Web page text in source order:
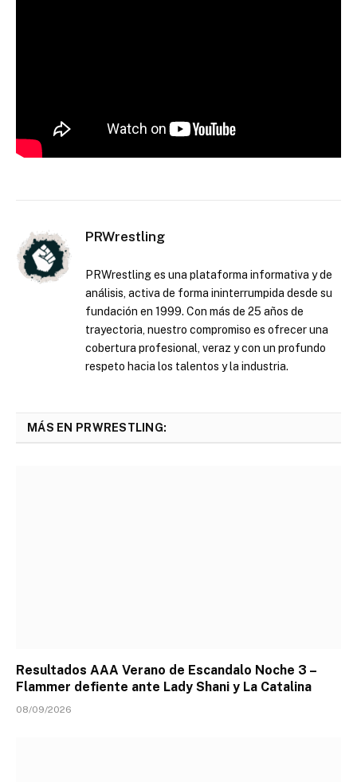
PRWrestling
PRWrestling es una plataforma informativa y de
análisis, activa de forma ininterrumpida desde su
fundación en 1999. Con más de 25 años de
trayectoria, nuestro compromiso es ofrecer una
cobertura profesional, veraz y con un profundo
respeto hacia los talentos y la industria.
MÁS EN PRWRESTLING:
Resultados AAA Verano de Escandalo Noche 3 –
Flammer defiente ante Lady Shani y La Catalina
08/09/2026